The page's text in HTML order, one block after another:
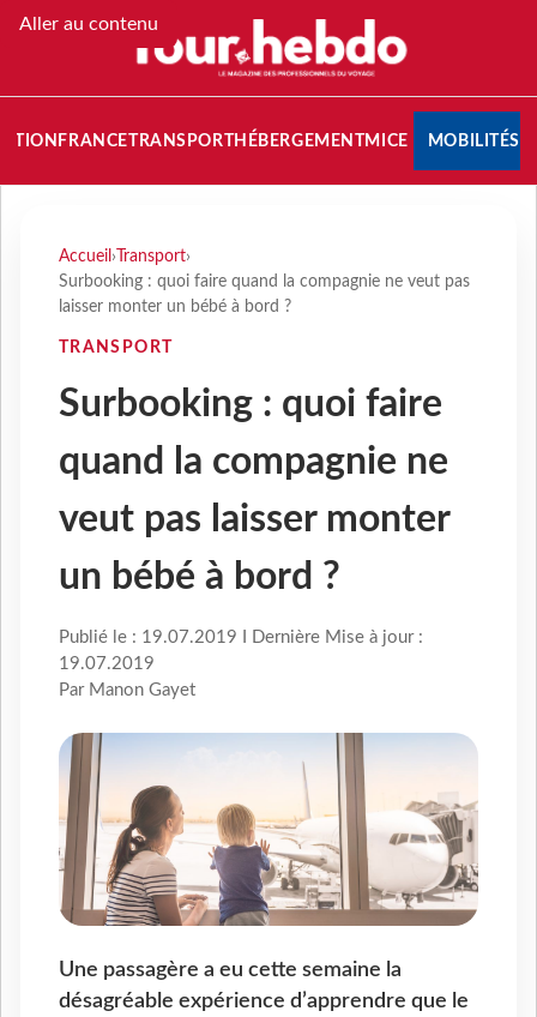
Aller au contenu
FRANCETRANSPORT HÉBERGEMENTMICE MOBILITÉS
Accueil › Transport›
Surbooking : quoi faire quand la compagnie ne veut pas
laisser monter un bébé à bord ?
TRANSPORT
Surbooking : quoi faire
quand la compagnie ne
veut pas laisser monter
un bébé à bord ?
Publié le : 19.07.2019 I Dernière Mise à jour :
19.07.2019
Par Manon Gayet
Une passagère a eu cette semaine la
désagréable expérience d’apprendre que le